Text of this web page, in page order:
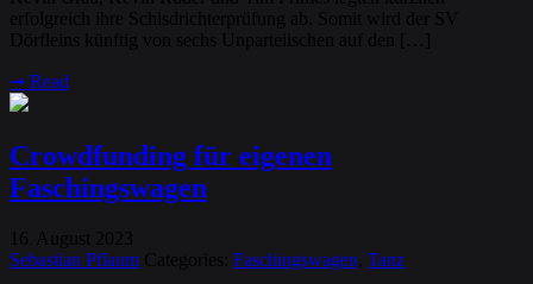
erfolgreich ihre Schisdrichterprüfung ab. Somit wird der SV
Dörfleins künftig von sechs Unparteiischen auf den […]
➞ Read
Crowdfunding für eigenen
Faschingswagen
16 August
2023
Sebastian Pflaum Categories: Faschingswagen Tanz